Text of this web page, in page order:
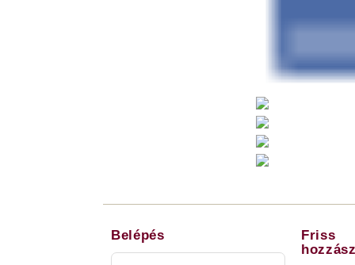
Belépés
Friss